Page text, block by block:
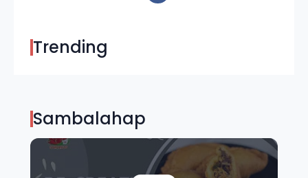
Trending
Sambalahap